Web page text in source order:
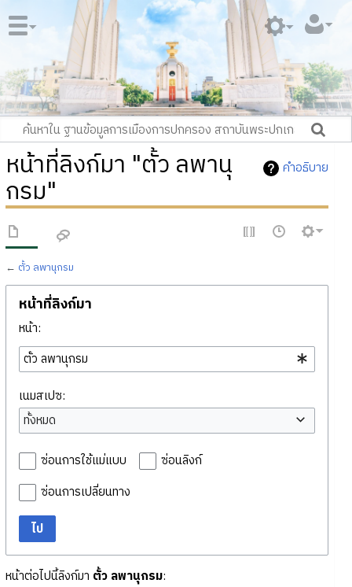
คำอธิบาย
หน้าที่ลิงก์มา "ตั้ว ลพานุ
กรม"
← ตั้ว ลพานุกรม
หน้าที่ลิงก์มา
หน้า:
เนมสเปซ:
ทั้งหมด
ซ่อนการใช้แม่แบบ
ซ่อนลิงก์
ซ่อนการเปลี่ยนทาง
ไป
หน้าต่อไปนี้ลิงก์มา ตั้ว ลพานุกรม: